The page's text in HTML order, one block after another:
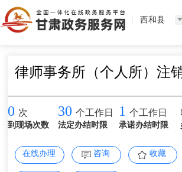
西和县
律师事务所（个人所）注
0 次
到现场次数
30 个工作日
法定办结时限
1 个工作日
承诺办结时限
在线办理 咨询 收藏